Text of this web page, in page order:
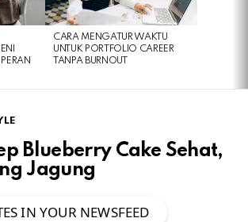
CARA MENGATUR WAKTU
UNTUK PORTFOLIO CAREER
TANPA BURNOUT
Blueberry Cake Sehat,
Jagung
IN YOUR NEWSFEED